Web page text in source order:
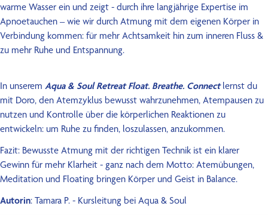
warme Wasser ein und zeigt - durch ihre langjährige Expertise im
Apnoetauchen – wie wir durch Atmung mit dem eigenen Körper in
Verbindung kommen: für mehr Achtsamkeit hin zum inneren Fluss &
zu mehr Ruhe und Entspannung.
In unserem Aqua & Soul Retreat Float. Breathe. Connect lernst du
mit Doro, den Atemzyklus bewusst wahrzunehmen, Atempausen zu
nutzen und Kontrolle über die körperlichen Reaktionen zu
entwickeln: um Ruhe zu finden, loszulassen, anzukommen.
Fazit: Bewusste Atmung mit der richtigen Technik ist ein klarer
Gewinn für mehr Klarheit - ganz nach dem Motto: Atemübungen,
Meditation und Floating bringen Körper und Geist in Balance.
Autorin: Tamara P. - Kursleitung bei Aqua & Soul